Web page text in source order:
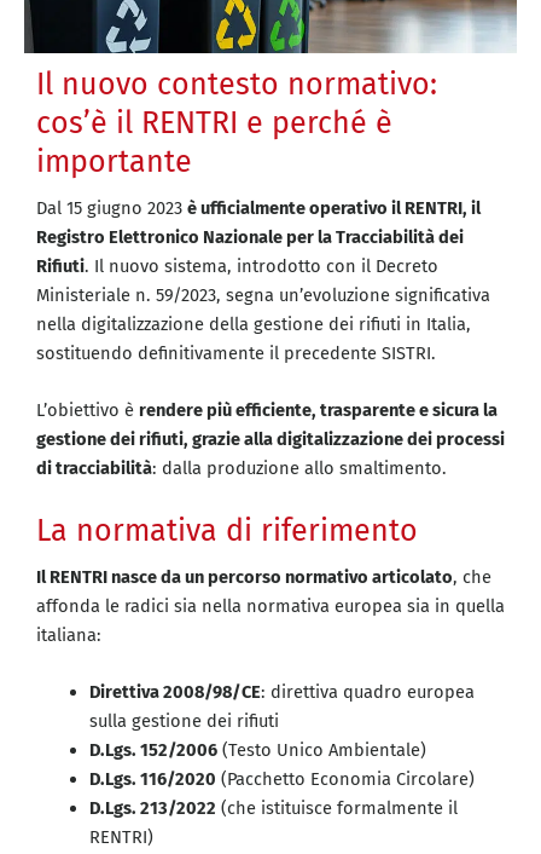
Il nuovo contesto normativo:
cos’è il RENTRI e perché è
importante
Dal 15 giugno 2023 è ufficialmente operativo il RENTRI, il
Registro Elettronico Nazionale per la Tracciabilità dei
Rifiuti. Il nuovo sistema, introdotto con il Decreto
Ministeriale n. 59/2023, segna un’evoluzione significativa
nella digitalizzazione della gestione dei rifiuti in Italia,
sostituendo definitivamente il precedente SISTRI.
L’obiettivo è rendere più efficiente, trasparente e sicura la
gestione dei rifiuti, grazie alla digitalizzazione dei processi
di tracciabilità: dalla produzione allo smaltimento.
La normativa di riferimento
Il RENTRI nasce da un percorso normativo articolato, che
affonda le radici sia nella normativa europea sia in quella
italiana:
Direttiva 2008/98/CE: direttiva quadro europea
sulla gestione dei rifiuti
D.Lgs. 152/2006(Testo Unico Ambientale)
D.Lgs. 116/2020 (Pacchetto Economia Circolare)
D.Lgs. 213/2022 (che istituisce formalmente il
RENTRI)